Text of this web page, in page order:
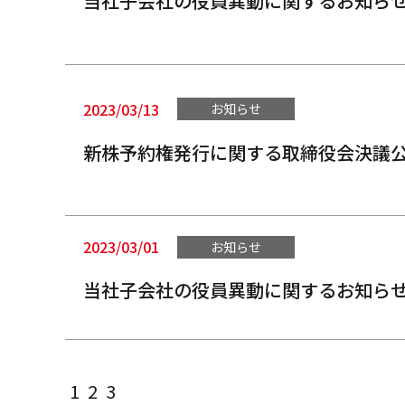
2023/03/13 お知らせ
新株予約権発行に関する取締役会決議
2023/03/01 お知らせ
当社子会社の役員異動に関するお知ら
1 2 3